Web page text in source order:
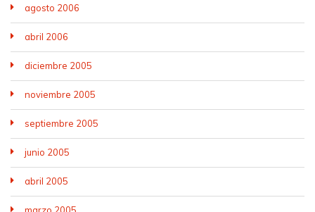
agosto 2006
abril 2006
diciembre 2005
noviembre 2005
septiembre 2005
junio 2005
abril 2005